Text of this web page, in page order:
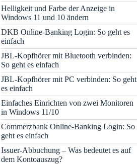
Helligkeit und Farbe der Anzeige in
Windows 11 und 10 ändern
DKB Online-Banking Login: So geht es
einfach
JBL-Kopfhörer mit Bluetooth verbinden:
So geht es einfach
JBL-Kopfhörer mit PC verbinden: So geht
es einfach
Einfaches Einrichten von zwei Monitoren
in Windows 11/10
Commerzbank Online-Banking Login: So
geht es einfach
Issuer-Abbuchung – Was bedeutet es auf
dem Kontoauszug?